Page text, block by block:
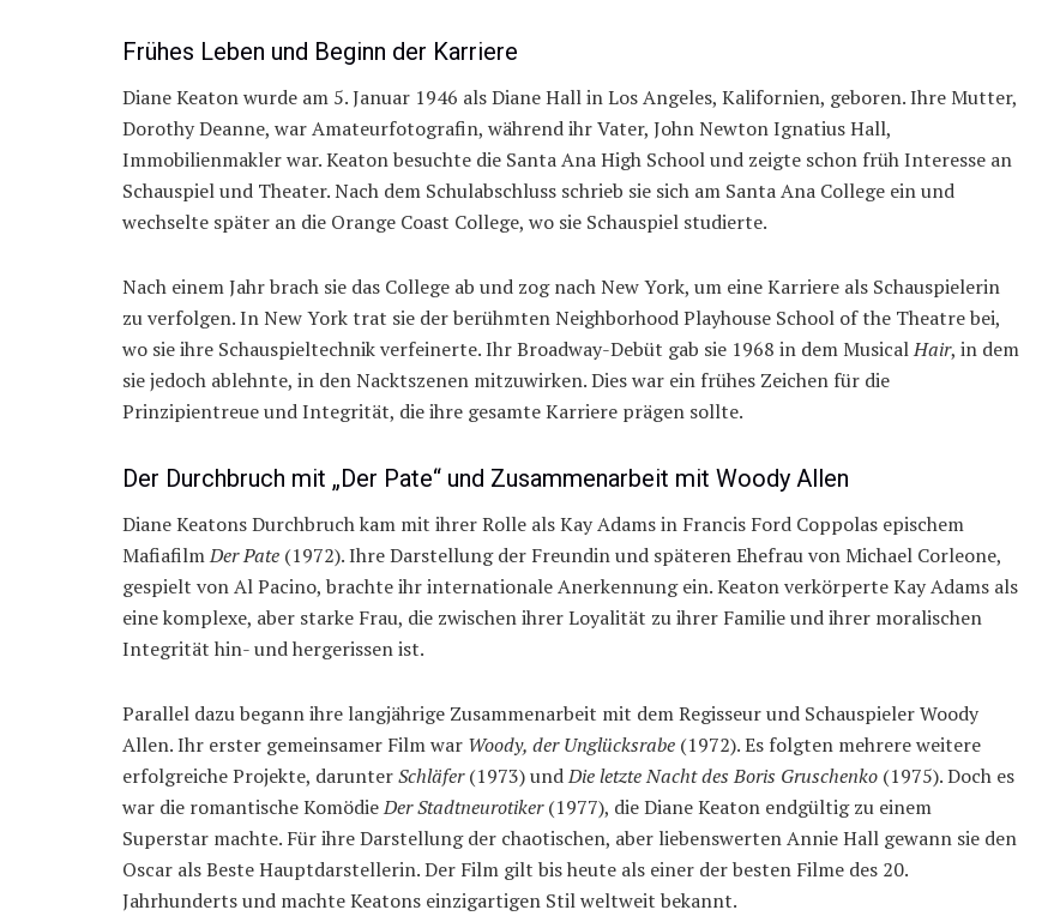
Frühes Leben und Beginn der Karriere
Diane Keaton wurde am 5. Januar 1946 als Diane Hall in Los Angeles, Kalifornien, geboren. Ihre Mutter,
Dorothy Deanne, war Amateurfotografin, während ihr Vater, John Newton Ignatius Hall,
Immobilienmakler war. Keaton besuchte die Santa Ana High School und zeigte schon früh Interesse an
Schauspiel und Theater. Nach dem Schulabschluss schrieb sie sich am Santa Ana College ein und
wechselte später an die Orange Coast College, wo sie Schauspiel studierte.
Nach einem Jahr brach sie das College ab und zog nach New York, um eine Karriere als Schauspielerin
zu verfolgen. In New York trat sie der berühmten Neighborhood Playhouse School of the Theatre bei,
wo sie ihre Schauspieltechnik verfeinerte. Ihr Broadway-Debüt gab sie 1968 in dem MusicalHair, in dem
sie jedoch ablehnte, in den Nacktszenen mitzuwirken. Dies war ein frühes Zeichen für die
Prinzipientreue und Integrität, die ihre gesamte Karriere prägen sollte.
Der Durchbruch mit „Der Pate“ und Zusammenarbeit mit Woody Allen
Diane Keatons Durchbruch kam mit ihrer Rolle als Kay Adams in Francis Ford Coppolas epischem
MafiafilmDer Pate (1972). Ihre Darstellung der Freundin und späteren Ehefrau von Michael Corleone,
gespielt von Al Pacino, brachte ihr internationale Anerkennung ein. Keaton verkörperte Kay Adams als
eine komplexe, aber starke Frau, die zwischen ihrer Loyalität zu ihrer Familie und ihrer moralischen
Integrität hin- und hergerissen ist.
Parallel dazu begann ihre langjährige Zusammenarbeit mit dem Regisseur und Schauspieler Woody
Allen. Ihr erster gemeinsamer Film war Woody, der Unglücksrabe (1972). Es folgten mehrere weitere
erfolgreiche Projekte, darunterSchläfer(1973) undDie letzte Nacht des Boris Gruschenko (1975). Doch es
war die romantische KomödieDer Stadtneurotiker(1977), die Diane Keaton endgültig zu einem
Superstar machte. Für ihre Darstellung der chaotischen, aber liebenswerten Annie Hall gewann sie den
Oscar als Beste Hauptdarstellerin. Der Film gilt bis heute als einer der besten Filme des 20.
Jahrhunderts und machte Keatons einzigartigen Stil weltweit bekannt.